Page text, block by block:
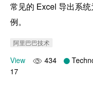
常见的 Excel 导出系
例。
阿里巴巴技术
View 434
17